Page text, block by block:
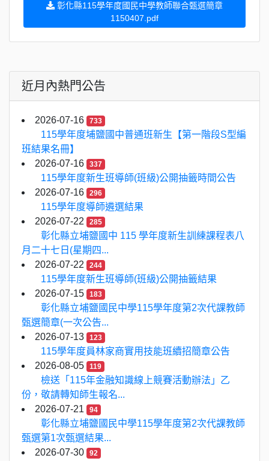
彰化縣115學年度國民中學教師聯合甄選簡章
1150407.pdf
近月內熱門公告
2026-07-16 733
115學年度埔鹽國中普通班新生【第一階段S型編
班結果名冊】
2026-07-16
337
115學年度新生班導師(班級)公開抽籤時間公告
2026-07-16
296
115學年度導師遴選結果
2026-07-22
285
彰化縣立埔鹽國中 115 學年度新生訓練課程表八
月二十七日(星期四...
2026-07-22
244
115學年度新生班導師(班級)公開抽籤結果
2026-07-15
183
彰化縣立埔鹽國民中學115學年度第2次代課教師
甄選簡章(一次公告...
2026-07-13
123
115學年度員林家商實用技能班續招簡章公告
2026-08-05
119
檢送「115年金融知識線上競賽活動辦法」乙
份，敬請轉知師生報名...
2026-07-21
94
彰化縣立埔鹽國民中學115學年度第2次代課教師
甄選第1次甄選結果...
2026-07-30
92